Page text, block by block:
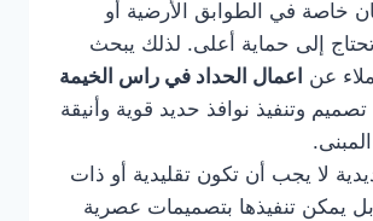
خاصة في الطوابق الأرضية أو
تحتاج إلى حماية أعلى. لذلك يبحث
عن اعمال الحداد في راس الخيمة
وتنفيذ نوافذ حديد قوية وأنيقة
لا يجب أن تكون تقليدية أو ذات
يمكن تنفيذها بتصميمات عصرية